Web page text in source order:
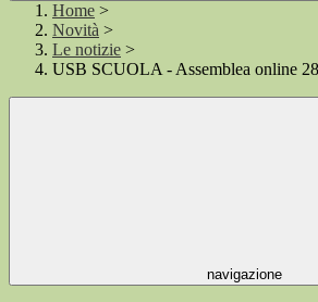
Home >
Novità >
Le notizie >
USB SCUOLA - Assemblea online
navigazione